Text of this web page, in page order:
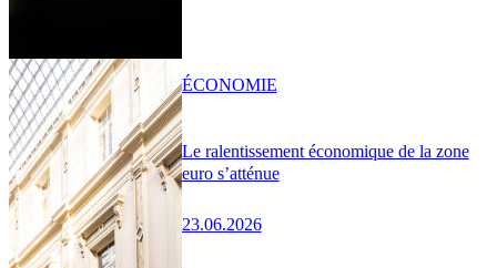
Le ralentissement économique de la zone
euro s’atténue
23.06.2026
ÉCONOMIE